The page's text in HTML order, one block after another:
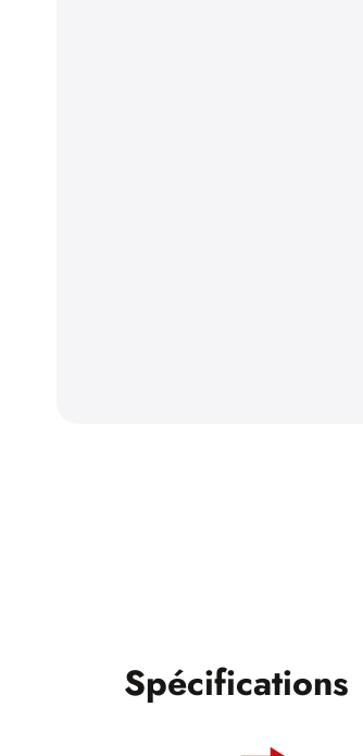
Spécifications